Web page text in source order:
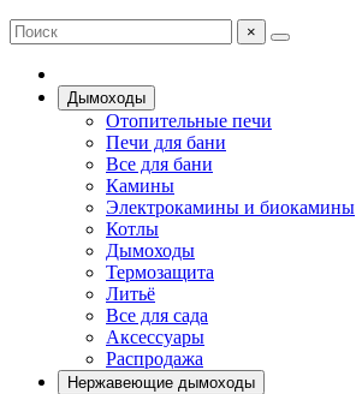
×
Дымоходы
Отопительные печи
Печи для бани
Все для бани
Камины
Электрокамины и биокамины
Котлы
Дымоходы
Термозащита
Литьё
Все для сада
Аксессуары
Распродажа
Нержавеющие дымоходы